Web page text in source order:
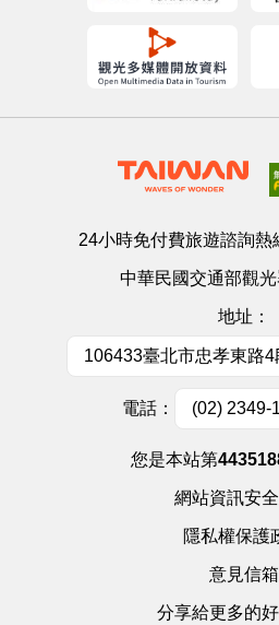
24小時免付費旅遊諮詢熱
中華民國交通部觀
地址：
106433臺北市忠孝東路
電話： (02) 2349-
您是本站第
網站資訊安
隱私權保護
意見信箱
分享給更多的